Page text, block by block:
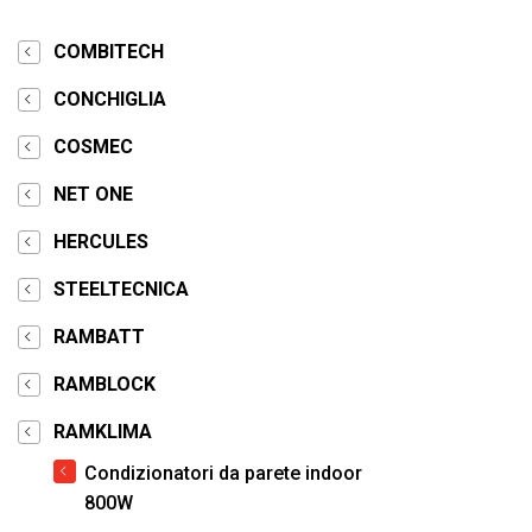
COMBITECH
CONCHIGLIA
COSMEC
NET ONE
HERCULES
STEELTECNICA
RAMBATT
RAMBLOCK
RAMKLIMA
Condizionatori da parete indoor
800W